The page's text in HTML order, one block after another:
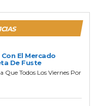
El Mercado
De Fuste
Todos Los Viernes Por